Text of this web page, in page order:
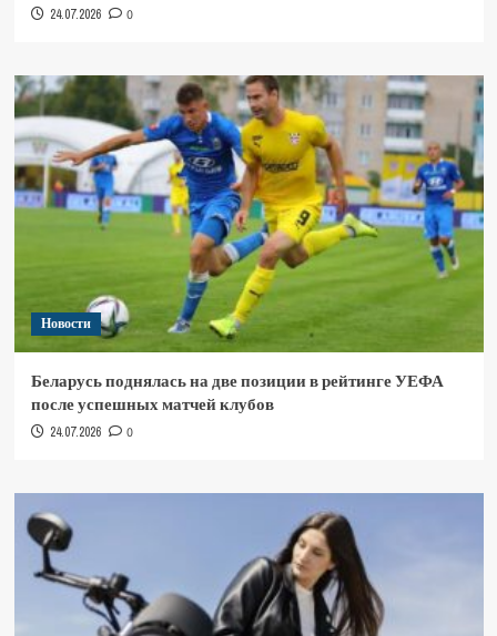
24.07.2026 0
Новости
Беларусь поднялась на две позиции в рейтинге УЕФА
после успешных матчей клубов
24.07.2026 0